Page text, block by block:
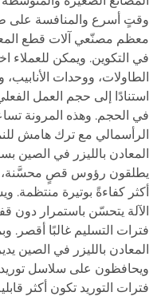
وقتٍ أسرع والمنافسة على
معظم مصنّعي آلات قطع
في التكوين. ويمكن للعملاء
الطاولات، ووحدات
استنادًا إلى حجم العمل
في الحجم. وهذه المرونة
الرأسمالي مع ترك هامش
المعادن بالليزر في الصين
يطلقون رؤوس قصٍ محسَّنة،
أكثر كفاءةً بوتيرة منتظمة.
الآلة يتحسّن باستمرار دون
فترات التسليم غالبًا أقصر.
المعادن بالليزر في الصين
ويحافظون على سلاسل توريد
فترات التوريد تكون أكثر